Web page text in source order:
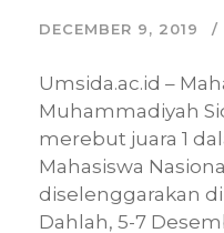
DECEMBER 9, 2019
Umsida.ac.id –
Muhammadiyah
merebut juara 1
Mahasiswa
diselenggarakan
Dahlah, 5-7